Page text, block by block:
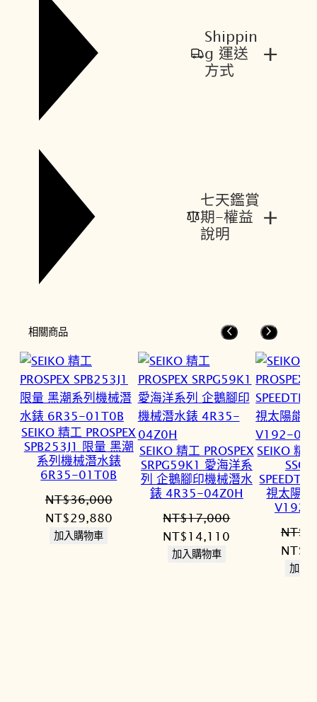
Shippin
g 運送
方式
+
七天鑑賞
期-權益
說明
+
相關商品
SEIKO 精工 PROSPEX
SPB253J1 限量 黑潮
系列機械潛水錶
6R35-01T0B
NT$36,000
原
始
NT$29,880目
加入購物車
SEIKO 精工 PROSPEX
SRPG59K1 愛海洋系
列 企鵝腳印機械潛水
錶 4R35-04Z0H
NT$17,000
原
始
NT$14,110
加入購物車
SEIKO 精
視太陽
V192-
NT$
原
始
NT$
加入